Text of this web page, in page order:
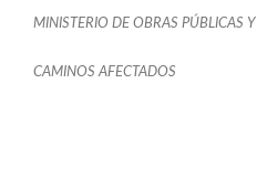
MINISTERIO DE OBRAS PÚBLICAS
CAMINOS AFECTADOS